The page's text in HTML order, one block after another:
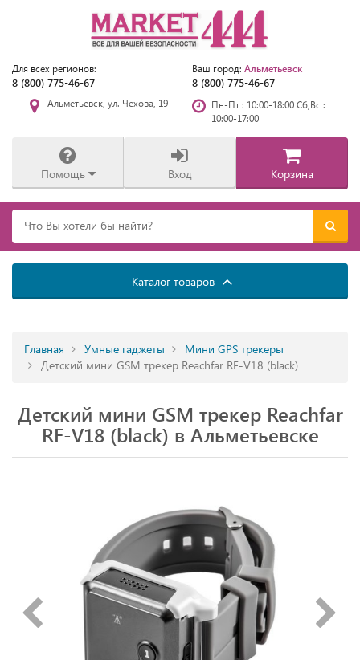
Для всех регионов:
8 (800) 775-46-67
Ваш город: Альметьевск
8 (800) 775-46-67
Альметьевск, ул. Чехова, 19
Пн-Пт : 10:00-18:00 Сб,Вс :
10:00-17:00
Помощь Вход Корзина
Каталог товаров
Главная Умные гаджеты
Мини GPS трекеры
Детский мини GSM трекер Reachfar RF-V18 (black)
Детский мини GSM трекер Reachfar
RF-V18 (black) в Альметьевске